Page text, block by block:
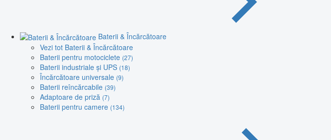
Baterii & Încărcătoare
Vezi tot Baterii & Încărcătoare
Baterii pentru motociclete (27)
Baterii industriale și UPS (18)
Încărcătoare universale (9)
Baterii reîncărcabile (39)
Adaptoare de priză (7)
Baterii pentru camere (134)